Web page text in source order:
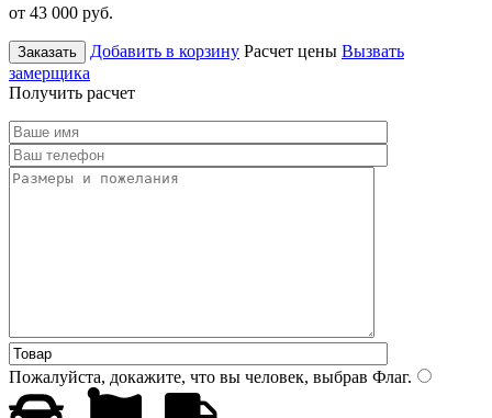
от 43 000 руб.
Заказать Добавить в корзину Расчет цены Вызвать
замерщика
Получить расчет
Пожалуйста, докажите, что вы человек, выбрав Флаг.